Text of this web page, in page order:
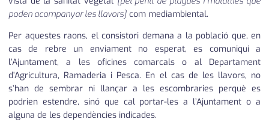
poden acompanyar les llavors] com mediambiental.
Per aquestes raons, el consistori demana a la població que, en
cas de rebre un enviament no esperat, es comuniqui a
l’Ajuntament, a les oficines comarcals o al Departament
d’Agricultura, Ramaderia i Pesca. En el cas de les llavors, no
s’han de sembrar ni llançar a les escombraries perquè es
podrien estendre, sinó que cal portar-les a l’Ajuntament o a
alguna de les dependències indicades.